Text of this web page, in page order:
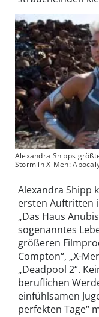
Alexandra Shipps
Storm in X-Men:
Alexandra Shipp
ersten Auftritten
„Das Haus
sogenanntes
größeren
Compton“, „X-
„Deadpool 2“.
beruflichen
einfühlsamen
perfekten Tage“